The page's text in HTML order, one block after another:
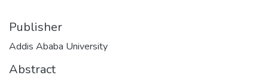
Publisher
Addis Ababa University
Abstract